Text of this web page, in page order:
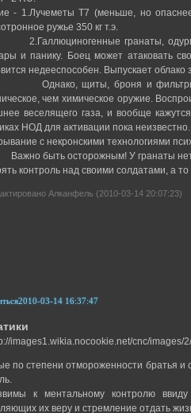
- 1.Лучеметы Т7 (меньше, но
ружье 350 кг т.э.
гранаты,
и панику. Боец может атаковать
недееспособен. Выпускает облако
щиты, броня и
чем химическое оружие.
веселящего газа, и вообще
НОД для активации пока неизвестно.
с некронскими технологиями
быть осторожным! У гранаты нет
контроль над своими солдатами, а
Алканфель (2010-03-14 20:07:23)
2010-03-14 16:37:47
по степени отмороженности братья
к ментальному контролю
их веру и стремление отдать